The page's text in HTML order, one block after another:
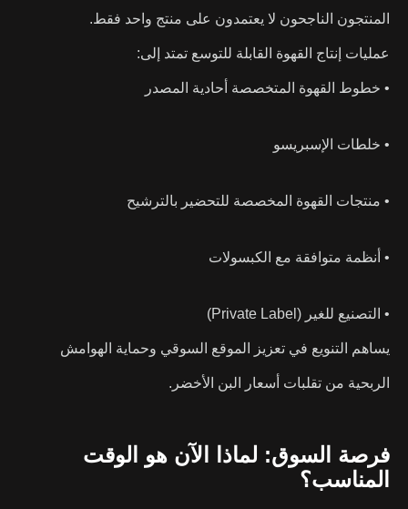
المنتجون الناجحون لا يعتمدون على منتج واحد فقط.
عمليات إنتاج القهوة القابلة للتوسع تمتد إلى:
• خطوط القهوة المتخصصة أحادية المصدر
• خلطات الإسبريسو
• منتجات القهوة المخصصة للتحضير بالترشيح
• أنظمة متوافقة مع الكبسولات
• التصنيع للغير (Private Label)
يساهم التنويع في تعزيز الموقع السوقي وحماية الهوامش
الربحية من تقلبات أسعار البن الأخضر.
فرصة السوق: لماذا الآن هو الوقت
المناسب؟